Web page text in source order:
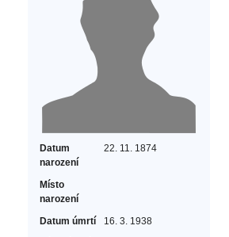
Datum
narození
22. 11. 1874
Místo
narození
Datum úmrtí
16. 3. 1938